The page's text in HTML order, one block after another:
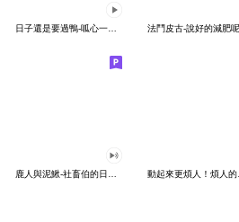
日子還是要過鴨-呱心一下鴨